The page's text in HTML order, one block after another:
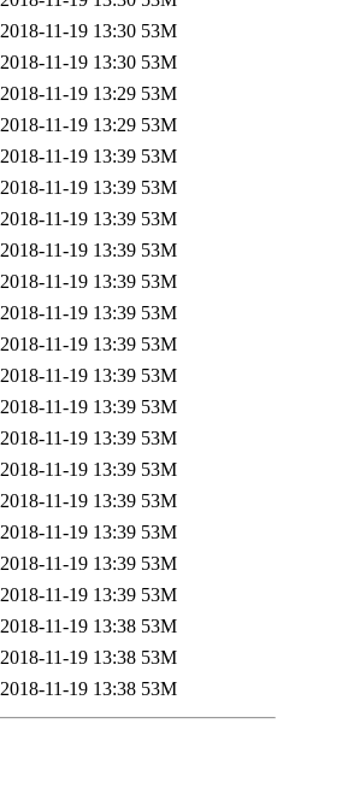
2018-11-19 13:30 53M
2018-11-19 13:30 53M
2018-11-19 13:29 53M
2018-11-19 13:29 53M
2018-11-19 13:39 53M
2018-11-19 13:39 53M
2018-11-19 13:39 53M
2018-11-19 13:39 53M
2018-11-19 13:39 53M
2018-11-19 13:39 53M
2018-11-19 13:39 53M
2018-11-19 13:39 53M
2018-11-19 13:39 53M
2018-11-19 13:39 53M
2018-11-19 13:39 53M
2018-11-19 13:39 53M
2018-11-19 13:39 53M
2018-11-19 13:39 53M
2018-11-19 13:39 53M
2018-11-19 13:38 53M
2018-11-19 13:38 53M
2018-11-19 13:38 53M